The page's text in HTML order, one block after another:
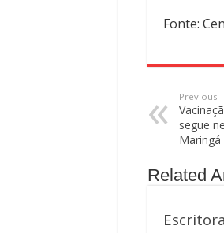
Fonte:
Previous
segue
Maringá
Related